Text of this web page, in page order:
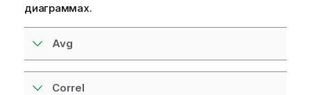
диаграммах.
Avg
Correl